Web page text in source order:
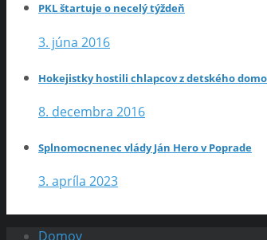
PKL štartuje o necelý týždeň
3. júna 2016
Hokejistky hostili chlapcov z detského
8. decembra 2016
Splnomocnenec vlády Ján Hero v Poprade
3. apríla 2023
Domov